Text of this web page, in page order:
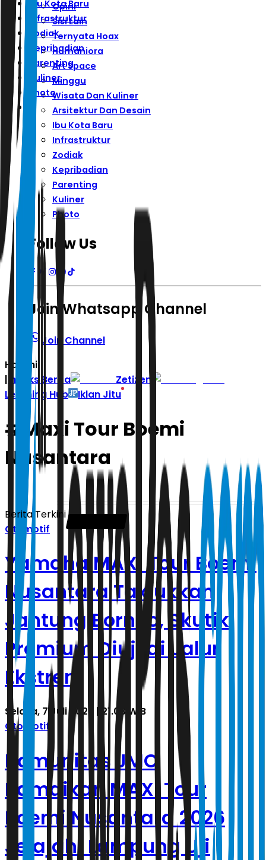
Ibu Kota Baru
Infrastruktur
Zodiak
Kepribadian
Parenting
Kuliner
Photo
Opini
Sisi Lain
Ternyata Hoax
Humaniora
Art Space
Minggu
Wisata Dan Kuliner
Arsitektur Dan Desain
Ibu Kota Baru
Infrastruktur
Zodiak
Kepribadian
Parenting
Kuliner
Photo
Follow Us
Join Whatsapp Channel
Join Channel
Hari ini
|Indeks Berita
Zetizen
Learning Hub
Iklan Jitu
# Maxi Tour Boemi
Nusantara
Berita Terkini
Otomotif
Yamaha MAXi Tour Boemi
Nusantara Taklukkan
Jantung Borneo, Skutik
Premium Diuji di Jalur
Ekstrem
Selasa, 7 Juli 2026 | 21.03 WIB
Otomotif
Komunitas JMC
Ramaikan MAXI Tour
Boemi Nusantara 2026
Jelajahi Lampung Uji